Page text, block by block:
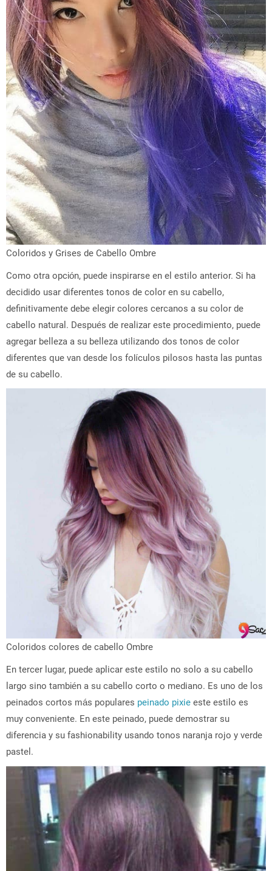
Coloridos y Grises de Cabello Ombre
Como otra opción, puede inspirarse en el estilo anterior. Si ha
decidido usar diferentes tonos de color en su cabello,
definitivamente debe elegir colores cercanos a su color de
cabello natural. Después de realizar este procedimiento, puede
agregar belleza a su belleza utilizando dos tonos de color
diferentes que van desde los folículos pilosos hasta las puntas
de su cabello.
Coloridos colores de cabello Ombre
En tercer lugar, puede aplicar este estilo no solo a su cabello
largo sino también a su cabello corto o mediano. Es uno de los
peinados cortos más populares peinado pixie este estilo es
muy conveniente. En este peinado, puede demostrar su
diferencia y su fashionability usando tonos naranja rojo y verde
pastel.